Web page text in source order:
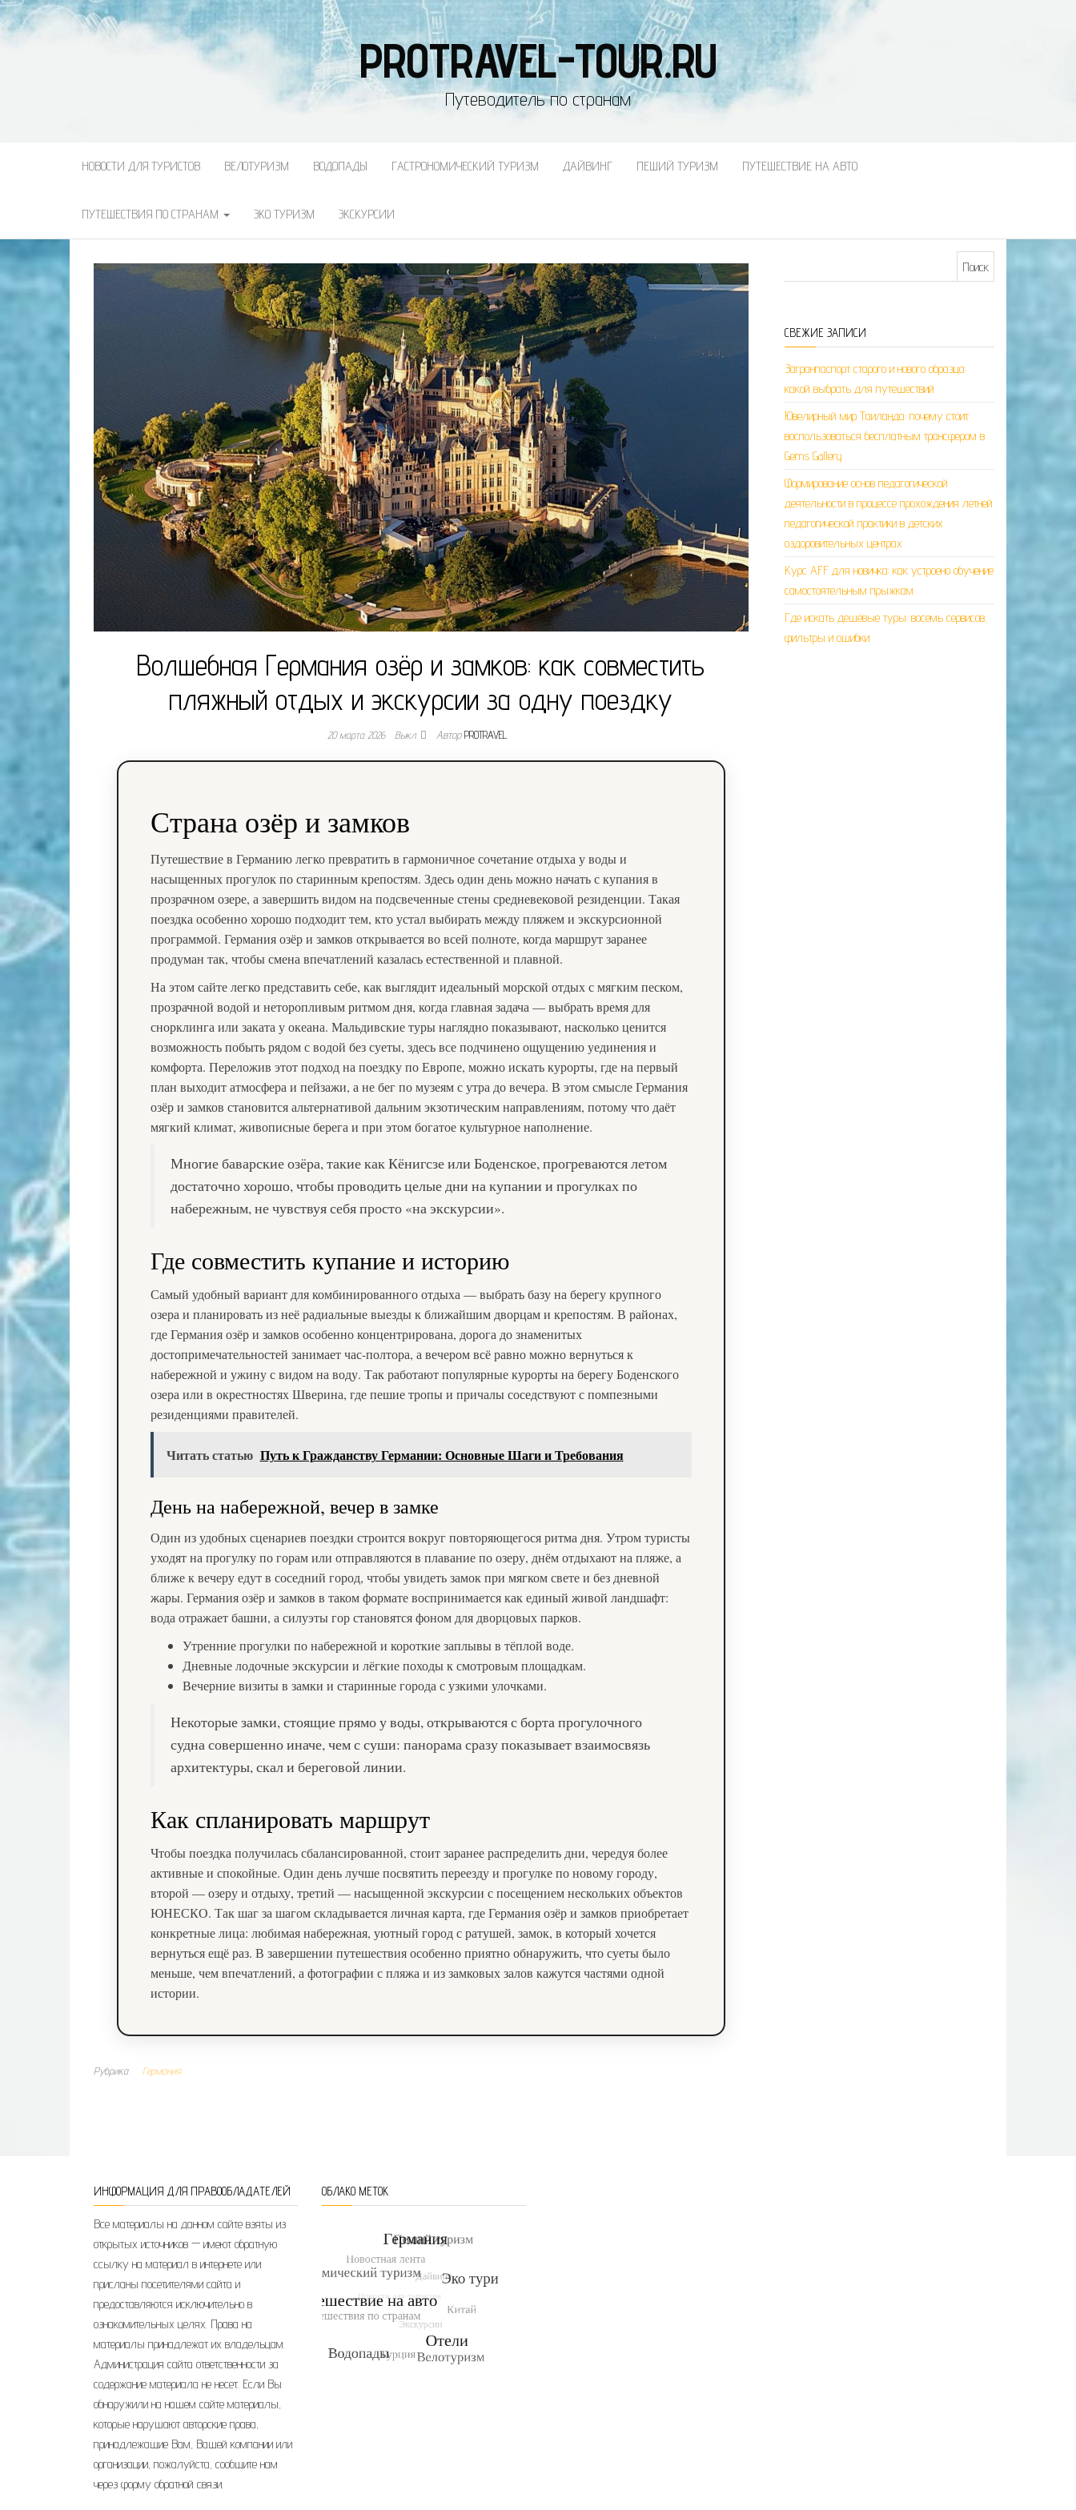
PROTRAVEL-TOUR.RU
Путеводитель по странам
НОВОСТИ ДЛЯ ТУРИСТОВ ВЕЛОТУРИЗМ ВОДОПАДЫ ГАСТРОНОМИЧЕСКИЙ ТУРИЗМ ДАЙВИНГ ПЕШИЙ ТУРИЗМ ПУТЕШЕСТВИЕ НА АВТО
ПУТЕШЕСТВИЯ ПО СТРАНАМ ЭКО ТУРИЗМ ЭКСКУРСИИ
Волшебная Германия озёр и замков: как совместить
пляжный отдых и экскурсии за одну поездку​
20 марта 2026 Выкл. АвторPROTRAVEL
Страна озёр и замков
Путешествие в Германию легко превратить в гармоничное сочетание отдыха у воды и
насыщенных прогулок по старинным крепостям. Здесь один день можно начать с купания в
прозрачном озере, а завершить видом на подсвеченные стены средневековой резиденции. Такая
поездка особенно хорошо подходит тем, кто устал выбирать между пляжем и экскурсионной
программой. Германия озёр и замков открывается во всей полноте, когда маршрут заранее
продуман так, чтобы смена впечатлений казалась естественной и плавной.
На этом сайте легко представить себе, как выглядит идеальный морской отдых с мягким песком,
прозрачной водой и неторопливым ритмом дня, когда главная задача — выбрать время для
снорклинга или заката у океана. Мальдивские туры наглядно показывают, насколько ценится
возможность побыть рядом с водой без суеты, здесь все подчинено ощущению уединения и
комфорта. Переложив этот подход на поездку по Европе, можно искать курорты, где на первый
план выходит атмосфера и пейзажи, а не бег по музеям с утра до вечера. В этом смысле Германия
озёр и замков становится альтернативой дальним экзотическим направлениям, потому что даёт
мягкий климат, живописные берега и при этом богатое культурное наполнение.
Многие баварские озёра, такие как Кёнигсзе или Боденское, прогреваются летом
достаточно хорошо, чтобы проводить целые дни на купании и прогулках по
набережным, не чувствуя себя просто «на экскурсии».
Где совместить купание и историю
Самый удобный вариант для комбинированного отдыха — выбрать базу на берегу крупного
озера и планировать из неё радиальные выезды к ближайшим дворцам и крепостям. В районах,
где Германия озёр и замков особенно концентрирована, дорога до знаменитых
достопримечательностей занимает час-полтора, а вечером всё равно можно вернуться к
набережной и ужину с видом на воду. Так работают популярные курорты на берегу Боденского
озера или в окрестностях Шверина, где пешие тропы и причалы соседствуют с помпезными
резиденциями правителей.
Читать статью Путь к Гражданству Германии: Основные Шаги и Требования
День на набережной, вечер в замке
Один из удобных сценариев поездки строится вокруг повторяющегося ритма дня. Утром туристы
уходят на прогулку по горам или отправляются в плавание по озеру, днём отдыхают на пляже, а
ближе к вечеру едут в соседний город, чтобы увидеть замок при мягком свете и без дневной
жары. Германия озёр и замков в таком формате воспринимается как единый живой ландшафт:
вода отражает башни, а силуэты гор становятся фоном для дворцовых парков.
Утренние прогулки по набережной и короткие заплывы в тёплой воде.
Дневные лодочные экскурсии и лёгкие походы к смотровым площадкам.
Вечерние визиты в замки и старинные города с узкими улочками.
Некоторые замки, стоящие прямо у воды, открываются с борта прогулочного
судна совершенно иначе, чем с суши: панорама сразу показывает взаимосвязь
архитектуры, скал и береговой линии.
Как спланировать маршрут
Чтобы поездка получилась сбалансированной, стоит заранее распределить дни, чередуя более
активные и спокойные. Один день лучше посвятить переезду и прогулке по новому городу,
второй — озеру и отдыху, третий — насыщенной экскурсии с посещением нескольких объектов
ЮНЕСКО. Так шаг за шагом складывается личная карта, где Германия озёр и замков приобретает
конкретные лица: любимая набережная, уютный город с ратушей, замок, в который хочется
вернуться ещё раз. В завершении путешествия особенно приятно обнаружить, что суеты было
меньше, чем впечатлений, а фотографии с пляжа и из замковых залов кажутся частями одной
истории.
Рубрика Германия
СВЕЖИЕ ЗАПИСИ
Загранпаспорт старого и нового образца:
какой выбрать для путешествий
Ювелирный мир Таиланда: почему стоит
воспользоваться бесплатным трансфером в
Gems Gallery
Формирование основ педагогической
деятельности в процессе прохождения летней
педагогической практики в детских
оздоровительных центрах
Курс AFF для новичка: как устроено обучение
самостоятельным прыжкам
Где искать дешёвые туры: восемь сервисов,
фильтры и ошибки
ИНФОРМАЦИЯ ДЛЯ ПРАВООБЛАДАТЕЛЕЙ
Все материалы на данном сайте взяты из
открытых источников — имеют обратную
ссылку на материал в интернете или
присланы посетителями сайта и
предоставляются исключительно в
ознакомительных целях. Права на
материалы принадлежат их владельцам.
Администрация сайта ответственности за
содержание материала не несет. Если Вы
обнаружили на нашем сайте материалы,
которые нарушают авторские права,
принадлежащие Вам, Вашей компании или
организации, пожалуйста, сообщите нам
через форму обратной связи.
ОБЛАКО МЕТОК